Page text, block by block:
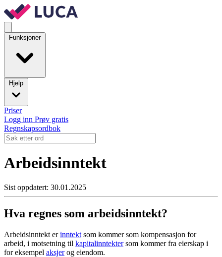
Funksjoner
Hjelp
Priser
Logg inn Prøv gratis
Regnskapsordbok
Arbeidsinntekt
Sist oppdatert: 30.01.2025
Hva regnes som arbeidsinntekt?
Arbeidsinntekt erinntekt som kommer som kompensasjon for
arbeid, i motsetning til kapitalinntektersom kommer fra eierskap i
for eksempel aksjerog eiendom.